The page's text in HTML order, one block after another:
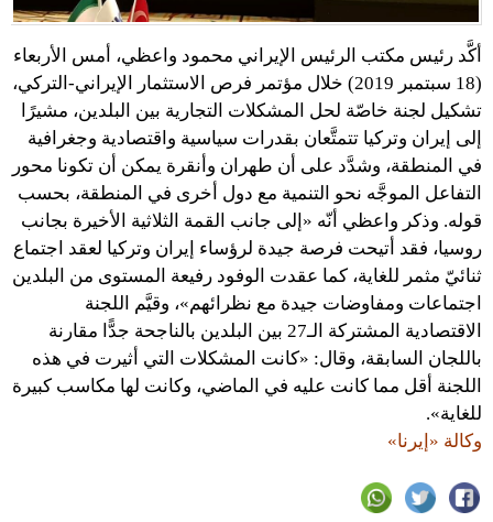
أكَّد رئيس مكتب الرئيس الإيراني محمود واعظي، أمس الأربعاء
(18 سبتمبر 2019) خلال مؤتمر فرص الاستثمار الإيراني-التركي،
تشكيل لجنة خاصّة لحل المشكلات التجارية بين البلدين، مشيرًا
إلى إيران وتركيا تتمتَّعان بقدرات سياسية واقتصادية وجغرافية
في المنطقة، وشدَّد على أن طهران وأنقرة يمكن أن تكونا محور
التفاعل الموجَّه نحو التنمية مع دول أخرى في المنطقة، بحسب
قوله. وذكر واعظي أنّه «إلى جانب القمة الثلاثية الأخيرة بجانب
روسيا، فقد أتيحت فرصة جيدة لرؤساء إيران وتركيا لعقد اجتماع
ثنائيّ مثمر للغاية، كما عقدت الوفود رفيعة المستوى من البلدين
اجتماعات ومفاوضات جيدة مع نظرائهم»، وقيَّم اللجنة
الاقتصادية المشتركة الـ27 بين البلدين بالناجحة جدًّا مقارنة
باللجان السابقة، وقال: «كانت المشكلات التي أثيرت في هذه
اللجنة أقل مما كانت عليه في الماضي، وكانت لها مكاسب كبيرة
للغاية».
وكالة «إيرنا»